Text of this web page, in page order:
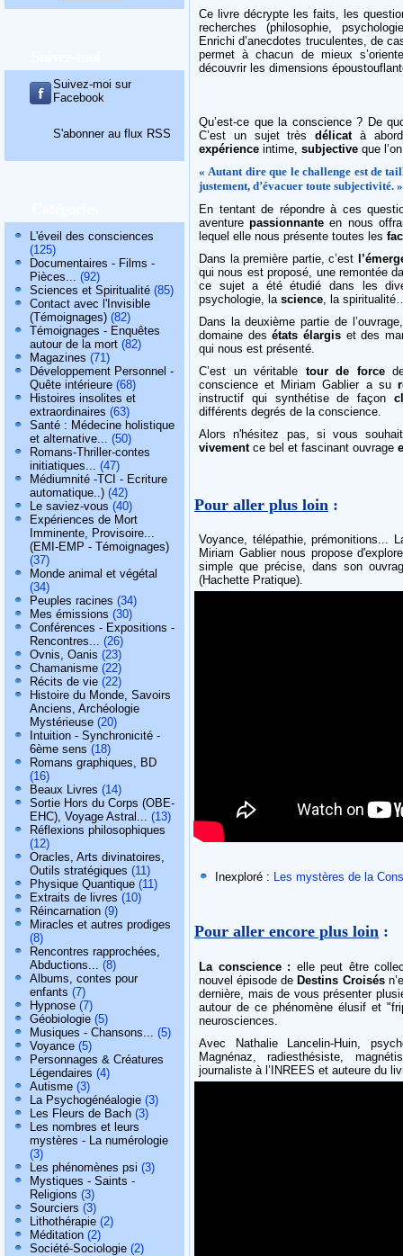
Suivez-moi sur
Facebook
S'abonner au flux RSS
L'éveil des consciences
(125)
Documentaires - Films -
Pièces... (92)
Sciences et Spiritualité (85)
Contact avec l'Invisible
(Témoignages) (82)
Témoignages - Enquêtes
autour de la mort (82)
Magazines (71)
Développement Personnel -
Quête intérieure (68)
Histoires insolites et
extraordinaires (63)
Santé : Médecine holistique
et alternative... (50)
Romans-Thriller-contes
initiatiques... (47)
Médiumnité -TCI - Ecriture
automatique..) (42)
Le saviez-vous (40)
Expériences de Mort
Imminente, Provisoire...
(EMI-EMP - Témoignages)
(37)
Monde animal et végétal
(34)
Peuples racines (34)
Mes émissions (30)
Conférences - Expositions -
Rencontres... (26)
Ovnis, Oanis (23)
Chamanisme (22)
Récits de vie (22)
Histoire du Monde, Savoirs
Anciens, Archéologie
Mystérieuse (20)
Intuition - Synchronicité -
6ème sens (18)
Romans graphiques, BD
(16)
Beaux Livres (14)
Sortie Hors du Corps (OBE-
EHC), Voyage Astral... (13)
Réflexions philosophiques
(12)
Oracles, Arts divinatoires,
Outils stratégiques (11)
Physique Quantique (11)
Extraits de livres (10)
Réincarnation (9)
Miracles et autres prodiges
(8)
Rencontres rapprochées,
Abductions... (8)
Albums, contes pour
enfants (7)
Hypnose (7)
Géobiologie (5)
Musiques - Chansons... (5)
Voyance (5)
Personnages & Créatures
Légendaires (4)
Autisme (3)
La Psychogénéalogie (3)
Les Fleurs de Bach (3)
Les nombres et leurs
mystères - La numérologie
(3)
Les phénomènes psi (3)
Mystiques - Saints -
Religions (3)
Sourciers (3)
Lithothérapie (2)
Méditation (2)
Société-Sociologie (2)
Ce livre décrypte les faits, les
recherches (philosophie,
Enrichi d’anecdotes truculentes, de
permet à chacun de mieux
découvrir les dimensions
Qu’est-ce que la conscience ? De
C’est un sujet trèsdélicatà
expérience intime, subjective que
« Autant dire que le challenge est de
justement, d’évacuer toute subjectivité. »
En tentant de répondre à ces
aventurepassionnante en nous
lequel elle nous présente toutes les
Dans la première partie, c’est
qui nous est proposé, une remontée
ce sujet a été étudié dans les
psychologie, la science, la
Dans la deuxième partie de
domaine desétats élargis et des
qui nous est présenté.
C’est un véritable tour de forcede
conscience et Miriam Gablier a su
instructif qui synthétise de façon
différents degrés de la conscience.
Alors n'hésitez pas, si vous
vivementce bel et fascinant ouvrage
Pour aller plus loin :
Voyance, télépathie, prémonitions...
Miriam Gablier nous propose
simple que précise, dans son
(Hachette Pratique).
Inexploré : Les mystères de la
Pour aller encore plus loin :
La conscience : elle peut être
nouvel épisode de Destins Croisés
dernière, mais de vous présenter
autour de ce phénomène élusif et
neurosciences.
Avec Nathalie Lancelin-Huin,
Magnénaz, radiesthésiste,
journaliste à l’INREES et auteure du